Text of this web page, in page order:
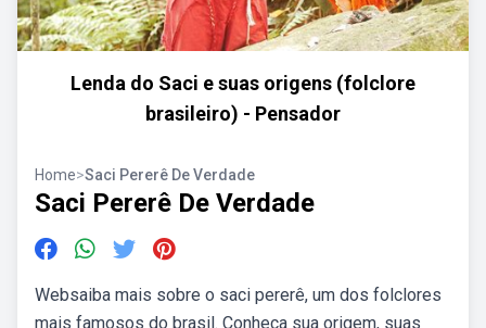
Lenda do Saci e suas origens (folclore
brasileiro) - Pensador
Home>Saci Pererê De Verdade
Saci Pererê De Verdade
Websaiba mais sobre o saci pererê, um dos folclores
mais famosos do brasil. Conheça sua origem, suas